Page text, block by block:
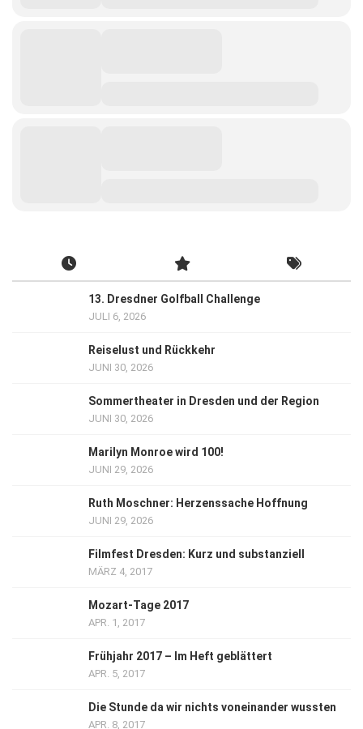
13. Dresdner Golfball Challenge
JULI 6, 2026
Reiselust und Rückkehr
JUNI 30, 2026
Sommertheater in Dresden und der Region
JUNI 30, 2026
Marilyn Monroe wird 100!
JUNI 29, 2026
Ruth Moschner: Herzenssache Hoffnung
JUNI 29, 2026
Filmfest Dresden: Kurz und substanziell
MÄRZ 4, 2017
Mozart-Tage 2017
APR. 1, 2017
Frühjahr 2017 – Im Heft geblättert
APR. 5, 2017
Die Stunde da wir nichts voneinander wussten
APR. 8, 2017